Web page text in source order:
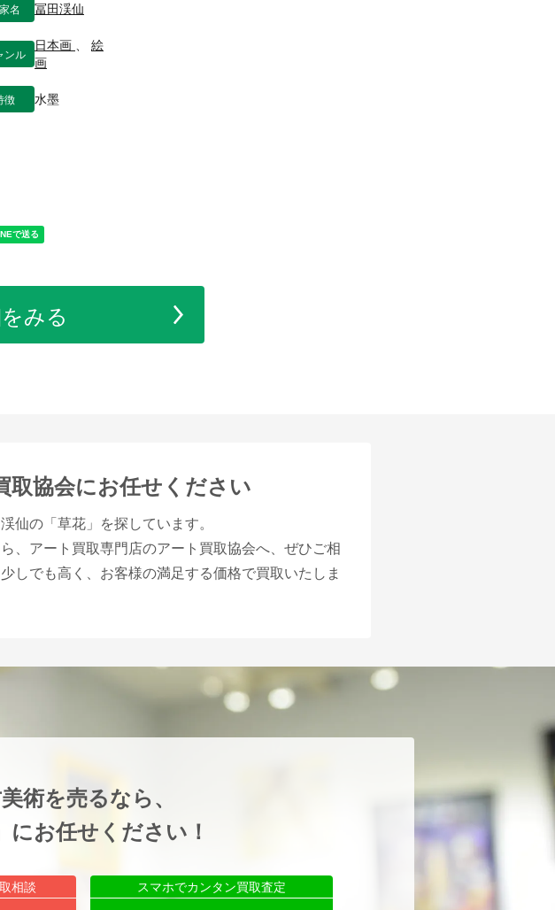
名 冨田渓仙
ンル
日本画
絵
画
徴 水墨
みる
取協会にお任せください
仙の「草花」を探しています。
、アート買取専門店のアート買取協会へ、ぜひご相
しでも高く、お客様の満足する価格で買取いたしま
術を売るなら、
にお任せください！
相談 スマホでカンタン買取査定